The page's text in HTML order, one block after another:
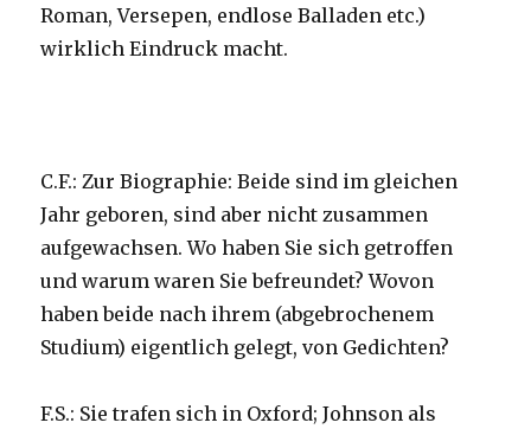
Roman, Versepen, endlose Balladen etc.)
wirklich Eindruck macht.
C.F.: Zur Biographie: Beide sind im gleichen
Jahr geboren, sind aber nicht zusammen
aufgewachsen. Wo haben Sie sich getroffen
und warum waren Sie befreundet? Wovon
haben beide nach ihrem (abgebrochenem
Studium) eigentlich gelegt, von Gedichten?
F.S.: Sie trafen sich in Oxford; Johnson als